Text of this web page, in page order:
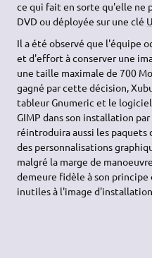
ce qui fait en sorte qu'elle ne
DVD ou déployée sur une clé
Il a été observé que l'équipe
et d'effort à conserver une
une taille maximale de 700
gagné par cette décision,
tableur Gnumeric et le
GIMP dans son installation
réintroduira aussi les paquets
des personnalisations
malgré la marge de
demeure fidèle à son principe
inutiles à l'image